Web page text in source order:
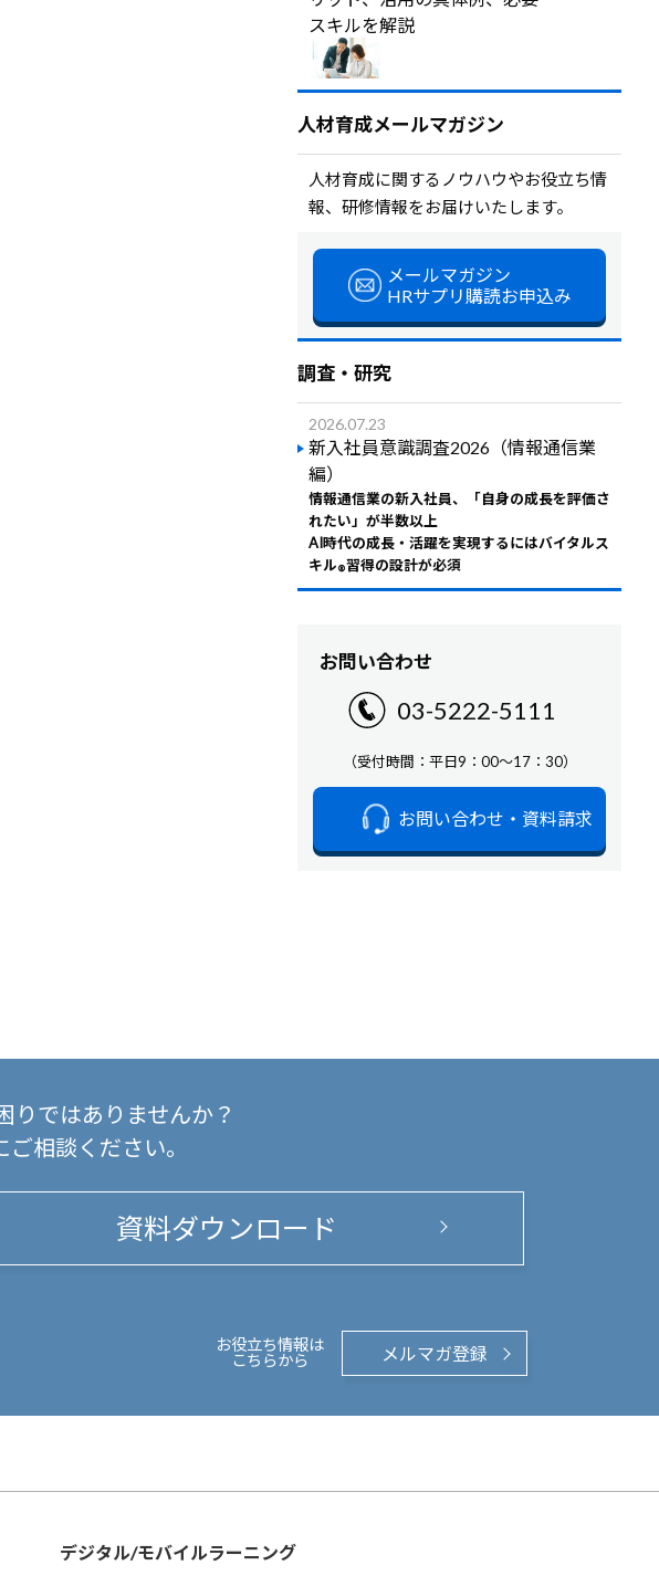
スキルを解説
人材育成メールマガジン
人材育成に関するノウハウやお役立ち情
報、研修情報をお届けいたします。
メールマガジン
HRサプリ購読お申込み
調査・研究
2026.07.23
新入社員意識調査2026（情報通信業
編）
情報通信業の新入社員、「自身の成長を評価さ
れたい」が半数以上
AI時代の成長・活躍を実現するにはバイタルス
キル®習得の設計が必須
お問い合わせ
03-5222-5111
（受付時間：平日9：00～17：30）
お問い合わせ・資料請求
りではありませんか？
相談ください。
資料ダウンロード
お役立ち情報は
こちらから
メルマガ登録
デジタル/モバイルラーニング